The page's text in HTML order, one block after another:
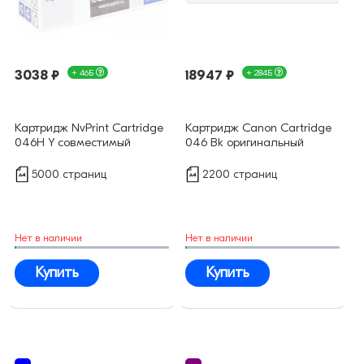
3038 ₽ + 46Б
Картридж NvPrint Cartridge
046H Y совместимый
5000 страниц
Нет в наличии
Купить
18947 ₽ + 284Б
Картридж Canon Cartridge
046 Bk оригинальный
2200 страниц
Нет в наличии
Купить